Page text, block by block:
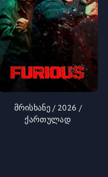
მრისხანე / 2026 /
ქართულად